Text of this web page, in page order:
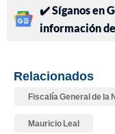
✔️ Síganos en
información
Relacionados
Fiscalía General de la
Mauricio Leal